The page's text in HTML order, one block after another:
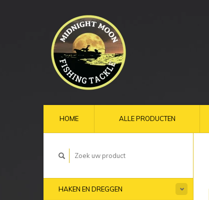
HOME ALLE PRODUCTEN
HAKEN EN DREGGEN